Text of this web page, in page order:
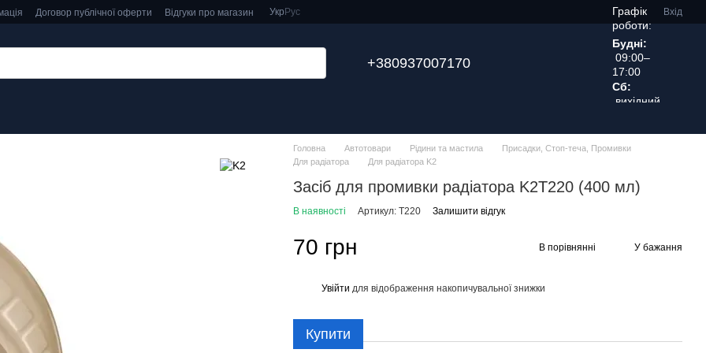
Договор публічної оферти Відгуки про магазин Укр Рус Вхід
+380937007170
Графік
роботи:
Будні:
09:00–
17:00
Сб:
вихідний
Головна Автотовари Рідини та мастила
Присадки, Стоп-теча, Промивки
Для радіатора
Для радіатора K2
Засіб для промивки радіатора K2T220 (400 мл)
В наявності Артикул: T220 Залишити відгук
70 грн В порівнянні У бажання
Увійти для відображення накопичувальної знижки
Купити